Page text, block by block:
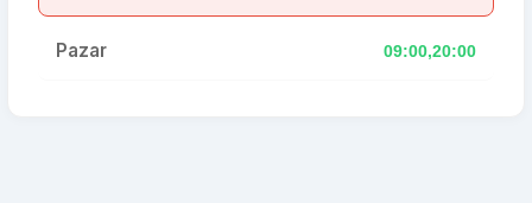
Pazar 09:00,20:00